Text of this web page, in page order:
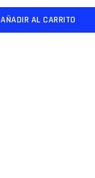
AÑADIR AL CARRITO